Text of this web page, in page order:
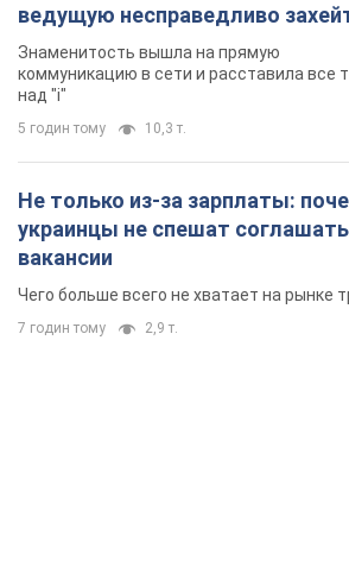
ведущую несправедливо
Знаменитость вышла на прямую
коммуникацию в сети и расставила все
над "i"
5 годин тому 10,3 т.
Не только из-за зарплаты:
украинцы не спешат
вакансии
Чего больше всего не хватает на рынке
7 годин тому 2,9 т.